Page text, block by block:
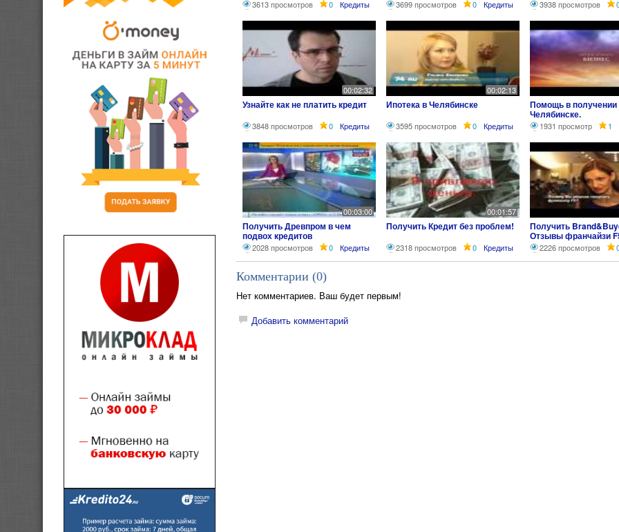
3613 просмотров 0 Кредиты 3699 просмотров 0 Кредиты 3938 просмотров
00:02:32
Узнайте как не платить кредит
3848 просмотров 0 Кредиты
00:02:13
Ипотека в Челябинске
3595 просмотров 0 Кредиты
Помощь в получении
Челябинске.
1931 просмотр 1
00:03:00
Получить Древпром в чем
подвох кредитов
2028 просмотров 0 Кредиты
00:01:57
Получить Кредит без проблем!
2318 просмотров 0 Кредиты
Получить
Отзывы франчайзи
Светлана
г.Челябинск
2226 просмотров
Комментарии (0)
Нет комментариев. Ваш будет первым!
Добавить комментарий